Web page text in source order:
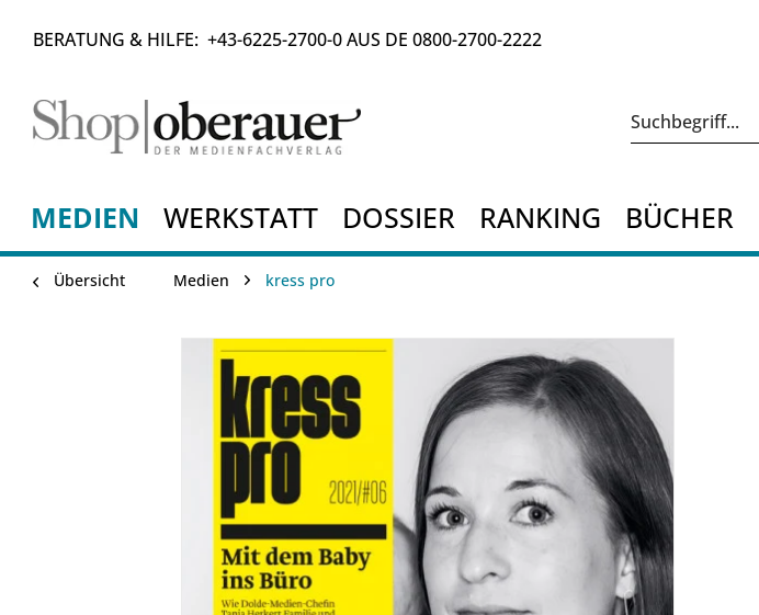
BERATUNG & HILFE: +43-6225-2700-0AUS DE 0800-2700-2222
MEDIEN WERKSTATT DOSSIER RANKING BÜCHER
Übersicht Medien kress pro